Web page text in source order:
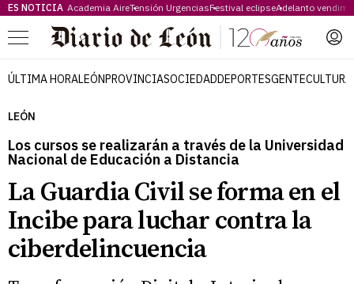
ES NOTICIA Academia AireTensión UrgenciasFestival eclipseAdelanto
Menú
ÚLTIMA HORALEÓNPROVINCIASOCIEDADDEPORTESGENTECULTURA
LEÓN
Los cursos se realizarán a través de la Universidad
Nacional de Educación a Distancia
La Guardia Civil se forma en el
Incibe para luchar contra la
ciberdelincuencia